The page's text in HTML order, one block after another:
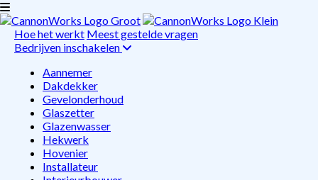
Hoe het werkt Meest gestelde vragen
Bedrijven inschakelen
Aannemer
Dakdekker
Gevelonderhoud
Glaszetter
Glazenwasser
Hekwerk
Hovenier
Installateur